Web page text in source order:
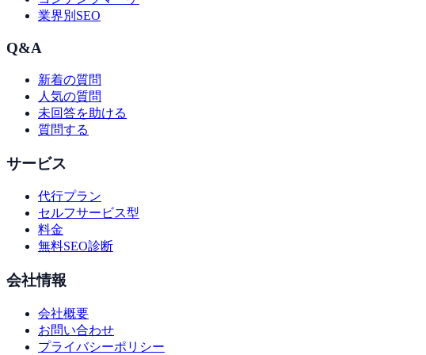
業界別SEO
Q&A
新着の質問
人気の質問
未回答を助ける
質問する
サービス
代行プラン
セルフサービス型
料金
無料SEO診断
会社情報
会社概要
お問い合わせ
プライバシーポリシー